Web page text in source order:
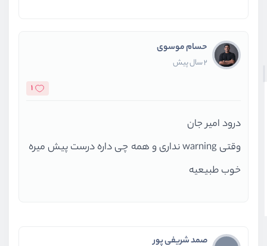
حسام موسوی
2 سال پیش
1
درود امیر جان
وقتی warning نداری و همه چی داره درست پیش میره
خوب طبیعیه
صمد شریفی پور